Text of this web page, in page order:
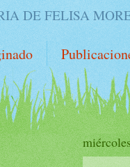
DE FELISA